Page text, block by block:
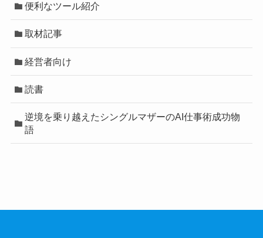
便利なツール紹介
取材記事
経営者向け
読書
逆境を乗り越えたシングルマザーのAI仕事術成功物
語